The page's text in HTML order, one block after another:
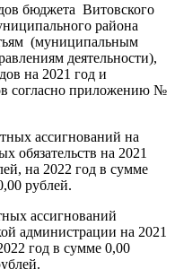
бюджета Витовского
района
(муниципальным
деятельности),
на 2021 год и
согласно приложению №
ассигнований на
обязательств на 2021
2022 год в сумме
рублей.
ассигнований
администрации на 2021
год в сумме 0,00